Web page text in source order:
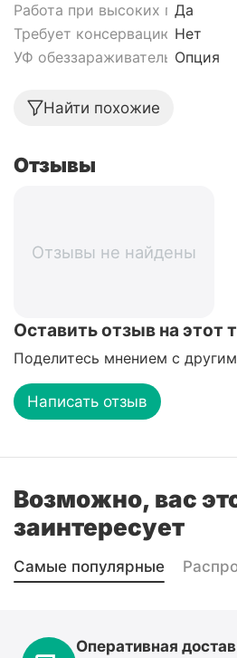
Работа при высоких
Да
Требует консервацию Нет
УФ обеззараживатель Опция
Найти похожие
Отзывы
Отзывы не найдены
Оставить отзыв на этот
Поделитесь мнением с
Написать отзыв
Возможно, вас
заинтересует
Самые популярные
Оперативная